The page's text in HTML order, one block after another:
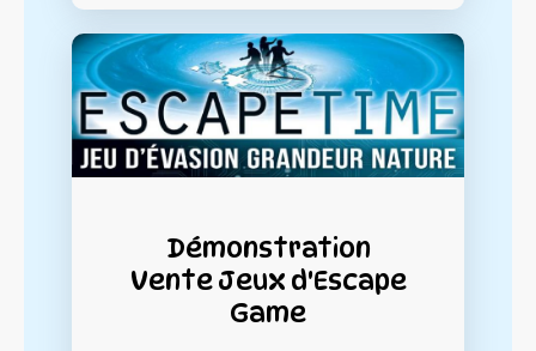
Démonstration
Vente Jeux d'Escape
Game